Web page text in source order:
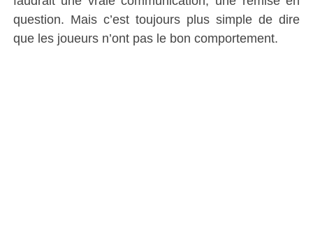
question. Mais c’est toujours plus simple de dire
que les joueurs n’ont pas le bon comportement.